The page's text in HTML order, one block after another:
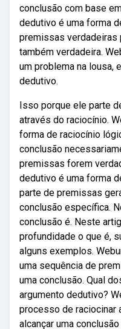
conclusão com base
dedutivo é uma forma
premissas verdadeiras
também verdadeira.
um problema na lousa,
dedutivo.
Isso porque ele parte
através do raciocínio.
forma de raciocínio
conclusão
premissas forem
dedutivo é uma forma
parte de premissas
conclusão específica.
conclusão é. Neste
profundidade o que é,
alguns exemplos.
uma sequência de
uma conclusão. Qual
argumento dedutivo?
processo de raciocinar
alcançar uma